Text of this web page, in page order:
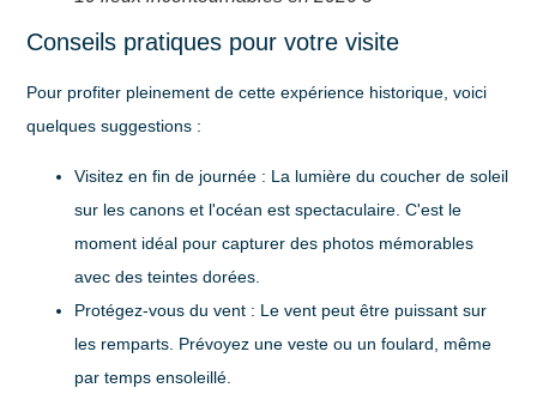
Conseils pratiques pour votre visite
Pour profiter pleinement de cette expérience historique, voici
quelques suggestions :
Visitez en fin de journée : La lumière du coucher de soleil
sur les canons et l'océan est spectaculaire. C'est le
moment idéal pour capturer des photos mémorables
avec des teintes dorées.
Protégez-vous du vent : Le vent peut être puissant sur
les remparts. Prévoyez une veste ou un foulard, même
par temps ensoleillé.